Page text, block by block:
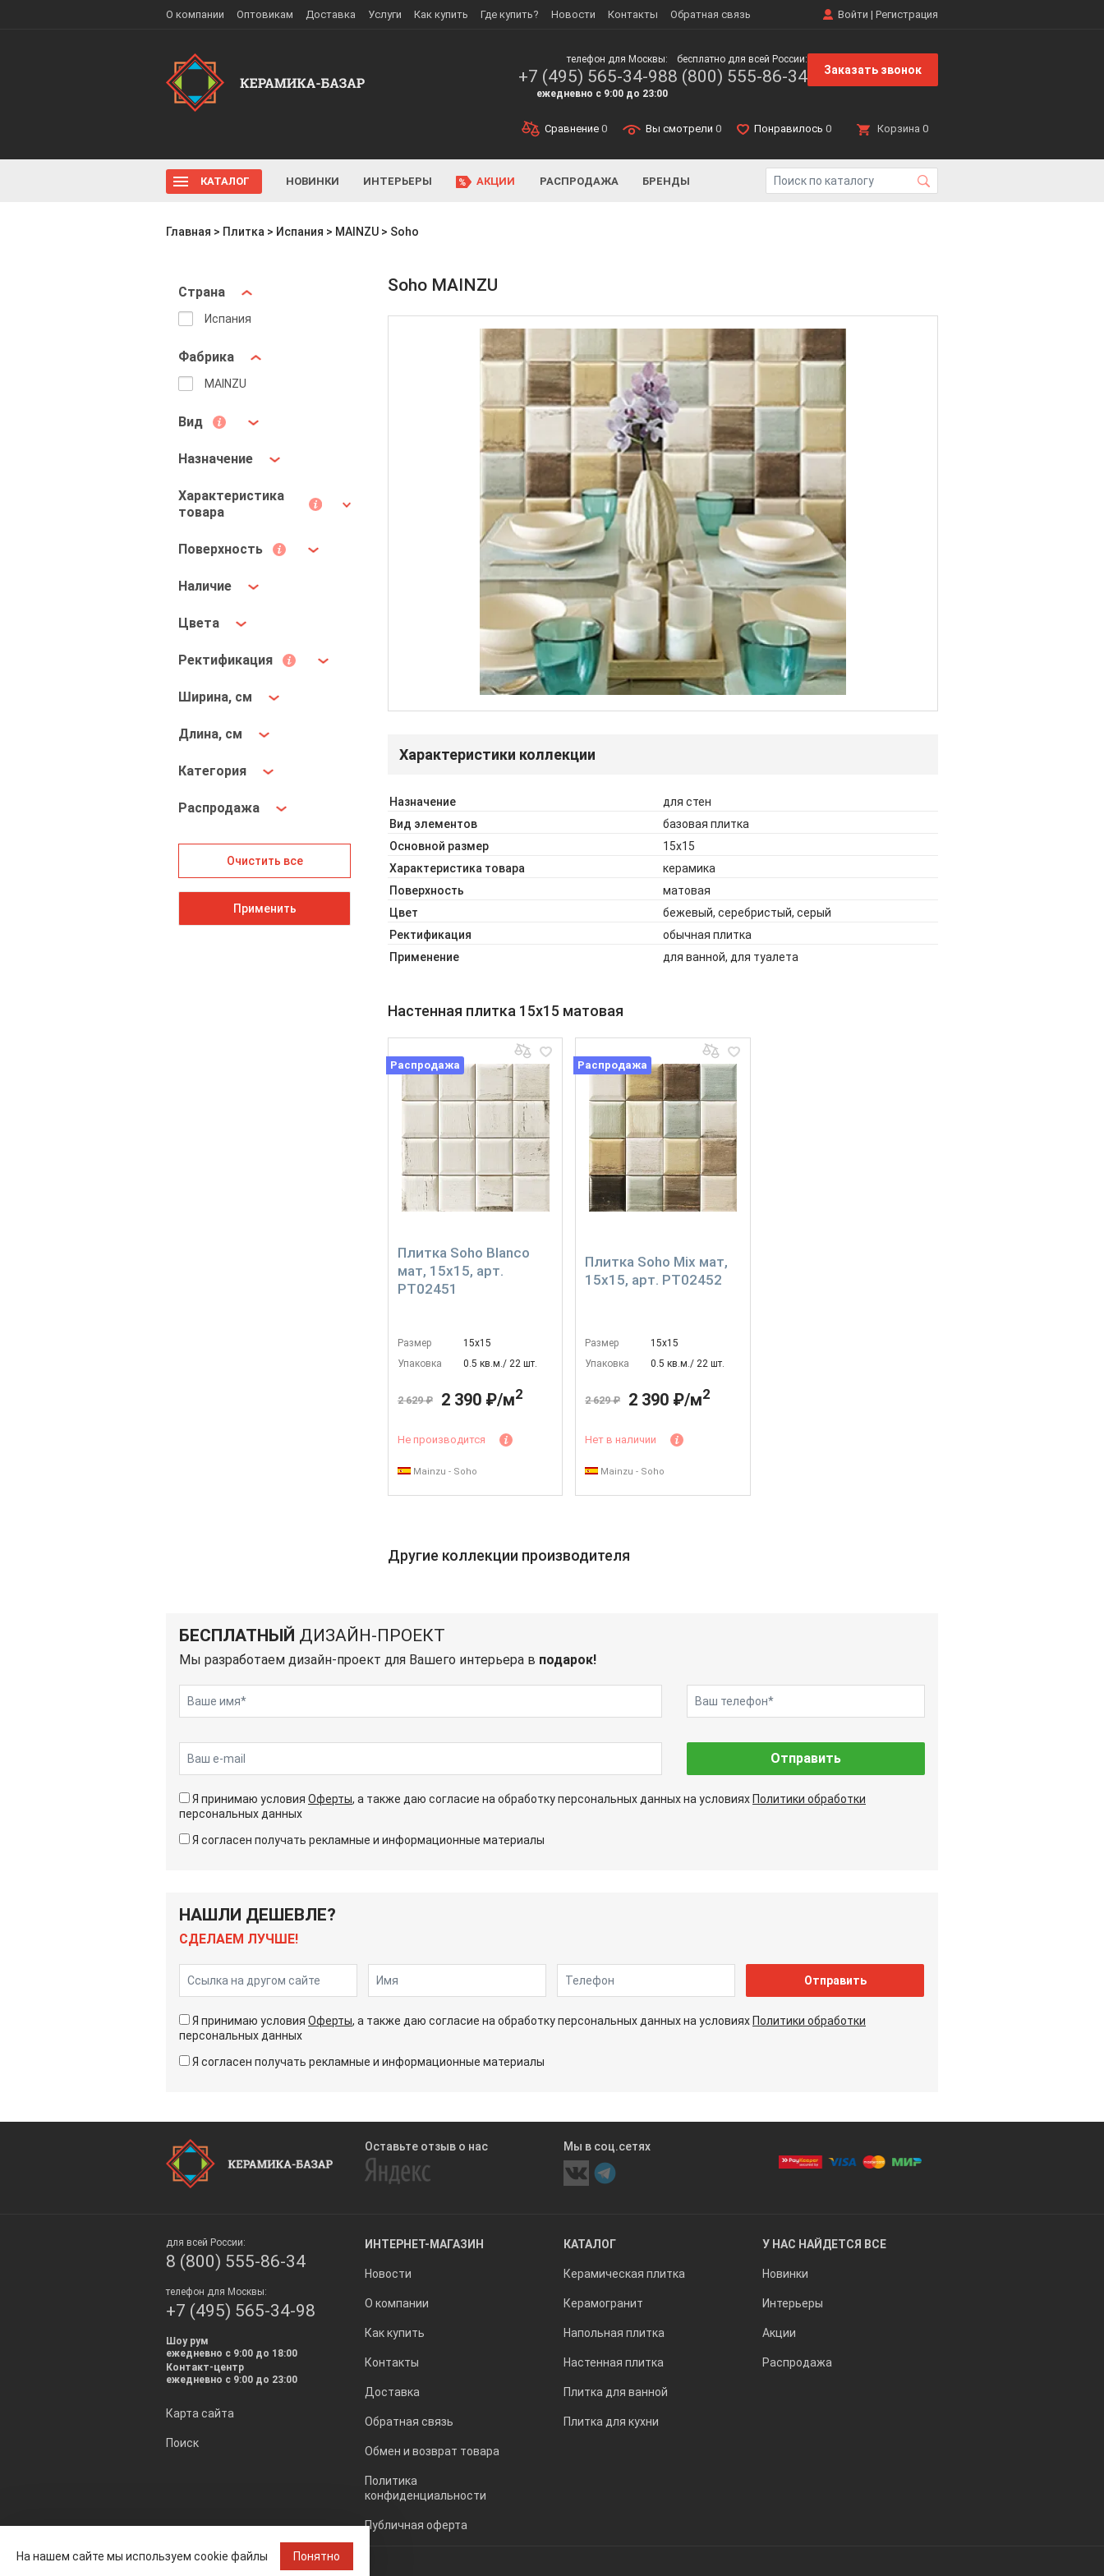
Войти | Регистрация
О компании Оптовикам Доставка Услуги Как купить Где купить? Новости Контакты Обратная связь
телефон для Москвы:
+7 (495) 565-34-98
ежедневно с 9:00 до 23:00
бесплатно для всей России:
8 (800) 555-86-34 Заказать звонок
Сравнение 0 Вы смотрели 0 Понравилось 0 Корзина 0
КАТАЛОГ НОВИНКИ ИНТЕРЬЕРЫ АКЦИИ РАСПРОДАЖА БРЕНДЫ
Главная > Плитка > Испания > MAINZU > Soho
Страна
Испания
Фабрика
MAINZU
Вид
Назначение
Характеристика
товара
Поверхность
Наличие
Цвета
Ректификация
Ширина, см
Длина, см
Категория
Распродажа
Очистить все
Применить
Soho MAINZU
Характеристики коллекции
Назначение
для стен
Вид элементов
базовая плитка
Основной размер
15x15
Характеристика товара
керамика
Поверхность
матовая
Цвет
бежевый, серебристый, серый
Ректификация
обычная плитка
Применение
для ванной, для туалета
Настенная плитка 15x15 матовая
Плитка Soho Blanco
мат, 15x15, арт.
PT02451
Размер
15х15
Упаковка
0.5 кв.м./ 22 шт.
Распродажа
2 629 ₽ 2 390 ₽/м2
Не производится
Mainzu - Soho
Плитка Soho Mix мат,
15x15, арт. PT02452
Размер
15х15
Упаковка
0.5 кв.м./ 22 шт.
Распродажа
2 629 ₽ 2 390 ₽/м2
Нет в наличии
Mainzu - Soho
Другие коллекции производителя
БЕСПЛАТНЫЙ ДИЗАЙН-ПРОЕКТ
Мы разработаем дизайн-проект для Вашего интерьера в подарок!
Отправить
Я принимаю условия Оферты, а также даю согласие на обработку персональных данных на условияхПолитики обработки
персональных данных
Я согласен получать рекламные и информационные материалы
НАШЛИ ДЕШЕВЛЕ?
СДЕЛАЕМ ЛУЧШЕ!
Отправить
Я принимаю условия Оферты, а также даю согласие на обработку персональных данных на условияхПолитики обработки
персональных данных
Я согласен получать рекламные и информационные материалы
Оставьте отзыв о нас Мы в соц.сетях
для всей России:
8 (800) 555-86-34
телефон для Москвы:
+7 (495) 565-34-98
Шоу рум
ежедневно с 9:00 до 18:00
Контакт-центр
ежедневно с 9:00 до 23:00
Карта сайта
Поиск
ИНТЕРНЕТ-МАГАЗИН
Новости
О компании
Как купить
Контакты
Доставка
Обратная связь
Обмен и возврат товара
Политика
конфиденциальности
Публичная оферта
КАТАЛОГ
Керамическая плитка
Керамогранит
Напольная плитка
Настенная плитка
Плитка для ванной
Плитка для кухни
У НАС НАЙДЕТСЯ ВСЕ
Новинки
Интерьеры
Акции
Распродажа
© 2008 — 2026 Керамика-Базар. [TW]
На нашем сайте мы используем cookie файлы Понятно